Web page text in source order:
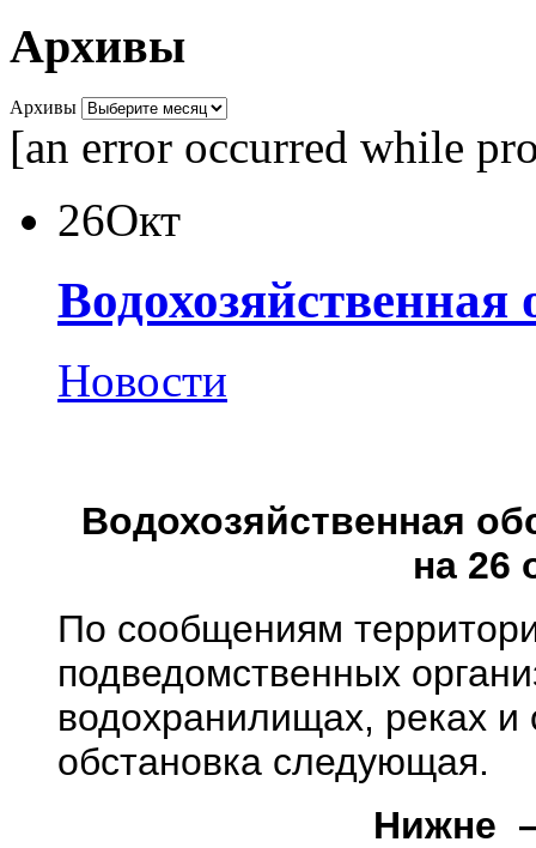
Архивы
Архивы
[an error occurred while
26Окт
Водохозяйственная
Новости
Водохозяйственная
на 26
По сообщениям
подведомственных
водохранилищах, реках и
обстановка следующая.
Нижне